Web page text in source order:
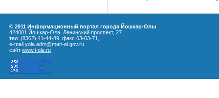
© 2011 Информационный портал города Йошкар-Олы
424001 Йошкар-Ола, Ленинский проспект, 27
тел. (8362) 41-44-89, факс 63-03-71,
e-mail yola.adm@mari-el.gov.ru
сайт www.i-ola.ru